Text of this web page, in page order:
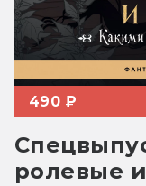
490 ₽
ролевые